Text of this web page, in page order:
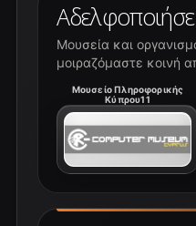
Μουσεία και
μοιραζόμαστε κοινή
Μουσείο Πληροφορικής
Κύπρου11